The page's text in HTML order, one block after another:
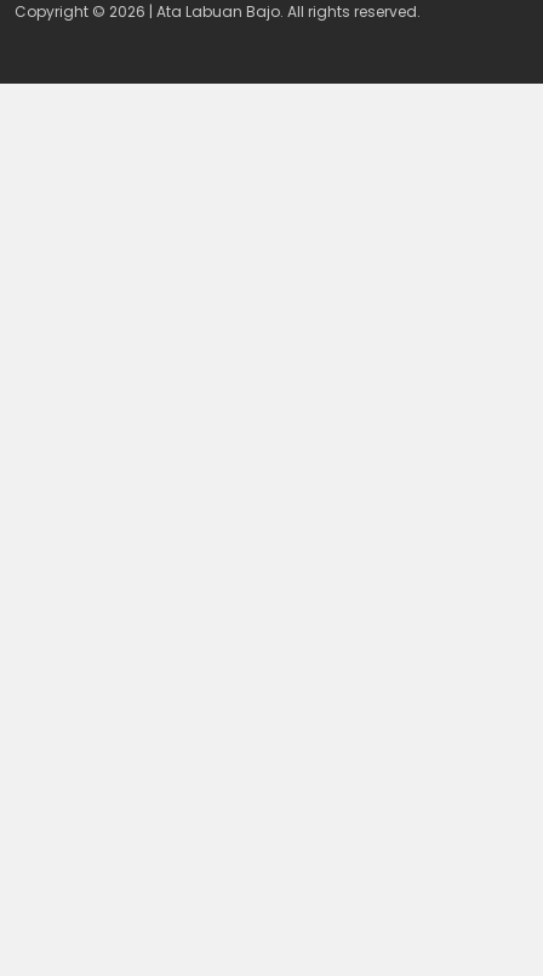
Copyright © 2026 | Ata Labuan Bajo. All rights reserved.